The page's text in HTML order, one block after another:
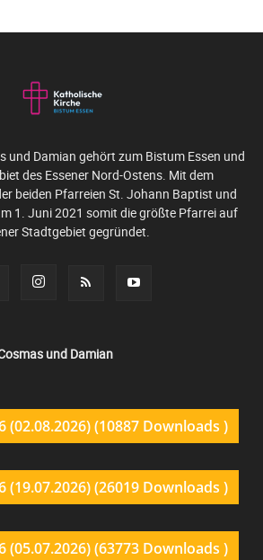
und Damian gehört zum Bistum Essen und
des Essener Nord-Ostens. Mit dem
beiden Pfarreien St. Johann Baptist und
1. Juni 2021 somit die größte Pfarrei auf
Stadtgebiet gegründet.
und Damian
(02.08.2026) (10887 Downloads )
(19.07.2026) (26019 Downloads )
(05.07.2026) (63773 Downloads )